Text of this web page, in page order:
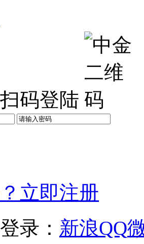
码登陆
立即注册
录： 新浪QQ